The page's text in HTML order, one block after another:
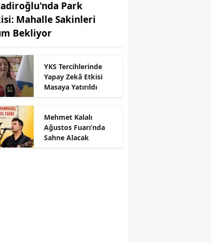
Park
Mahalle Sakinleri
Bekliyor
YKS Tercihlerinde
Yapay Zekâ Etkisi
Masaya Yatırıldı
Mehmet Kalalı
Ağustos Fuarı’nda
Sahne Alacak